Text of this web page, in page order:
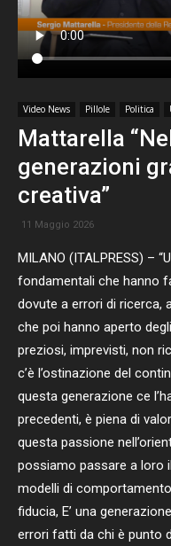
Video News Pillole Politica
Mattarella
generazioni
creativa”
11 Maggio 2026
MILANO (ITALPRESS) –
fondamentali che hanno
dovute a errori di ricerca,
che poi hanno aperto
preziosi, imprevisti, non
c’è l’ostinazione del
questa generazione ce
precedenti, è piena di
questa passione
possiamo passare a loro
modelli di
fiducia, E’ una
errori fatti da chi è punto